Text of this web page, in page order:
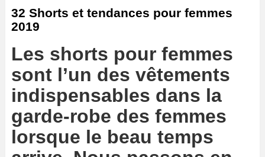
32 Shorts et tendances pour femmes
2019
Les shorts pour femmes
sont l’un des vêtements
indispensables dans la
garde-robe des femmes
lorsque le beau temps